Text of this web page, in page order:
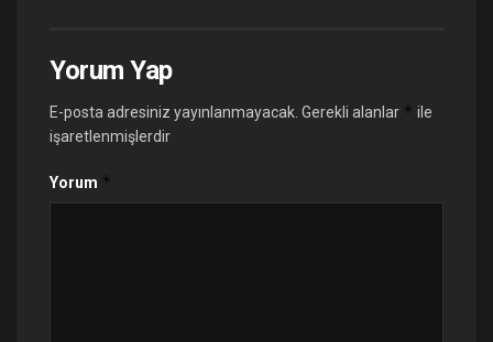
Yorum Yap
E-posta adresiniz yayınlanmayacak. Gerekli alanlar * ile
işaretlenmişlerdir
Yorum *